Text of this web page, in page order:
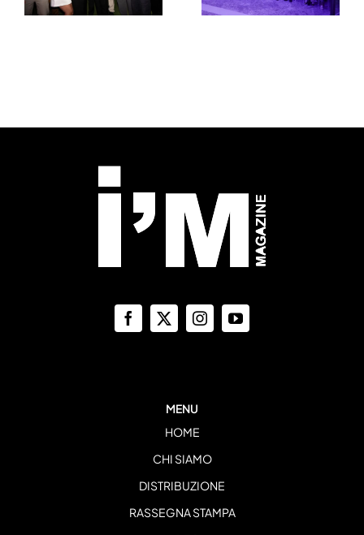
Serie 2026
MENU
HOME
CHI SIAMO
DISTRIBUZIONE
RASSEGNA STAMPA